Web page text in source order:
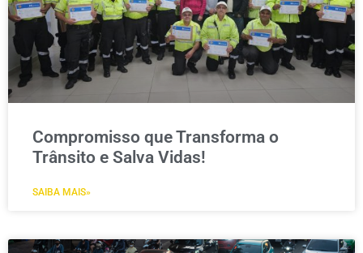
Compromisso que Transforma o
Trânsito e Salva Vidas!
SAIBA MAIS»